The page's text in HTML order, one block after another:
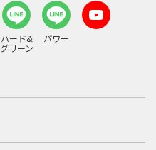
ハード&
グリーン
パワー